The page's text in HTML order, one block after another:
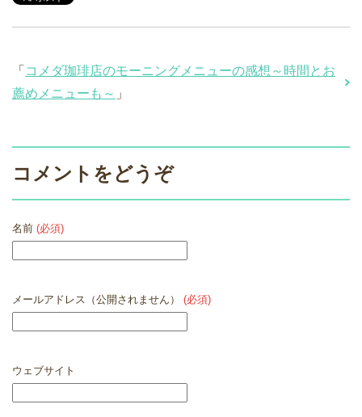
「 コメダ珈琲店のモーニングメニューの感想～時間とお
薦めメニューも～ 」
コメントをどうぞ
名前 (必須)
メールアドレス（公開されません） (必須)
ウェブサイト